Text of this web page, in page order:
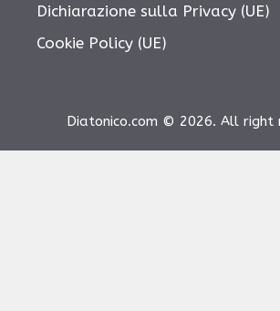
Dichiarazione sulla Privacy (UE)
Cookie Policy (UE)
Diatonico.com © 2026. All right